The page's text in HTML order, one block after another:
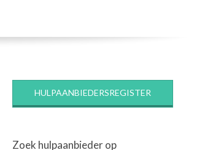
HULPAANBIEDERSREGISTER
Zoek hulpaanbieder op